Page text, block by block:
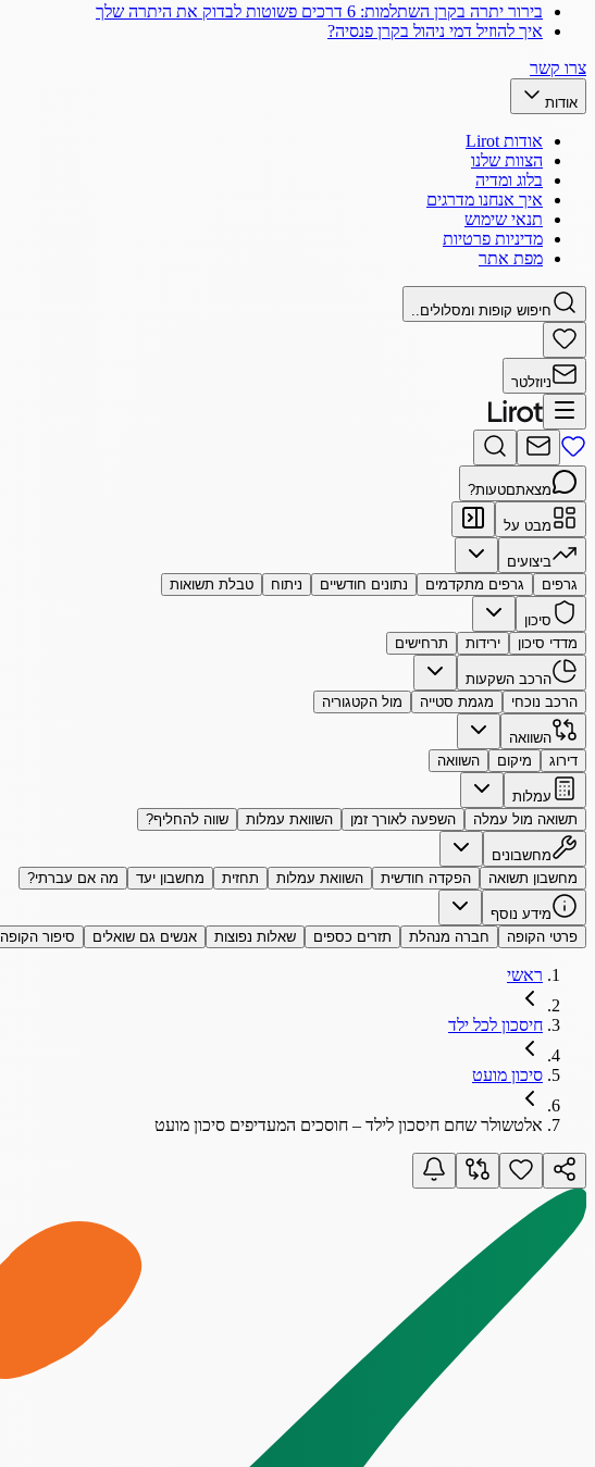
בירור יתרה בקרן השתלמות: 6 דרכים פשוטות לבדוק את היתרה שלך
איך להוזיל דמי ניהול בקרן פנסיה?
צרו קשר
אודות
אודות Lirot
הצוות שלנו
בלוג ומדיה
איך אנחנו מדרגים
תנאי שימוש
מדיניות פרטיות
מפת אתר
חיפוש קופות ומסלולים..
ניוזלטר
מצאתםטעות?
מבט על
ביצועים
גרפים
גרפים מתקדמים נתונים חודשיים ניתוח טבלת תשואות
סיכון
מדדי סיכון
ירידות תרחישים
הרכב השקעות
הרכב נוכחי
מגמת סטייה מול הקטגוריה
השוואה
דירוג
מיקום השוואה
עמלות
תשואה מול עמלה
השפעה לאורך זמן השוואת עמלות שווה להחליף?
מחשבונים
מחשבון תשואה
הפקדה חודשית השוואת עמלות תחזית מחשבון יעד מה אם עברתי?
מידע נוסף
פרטי הקופה
חברה מנהלת תזרים כספים שאלות נפוצות אנשים גם שואלים סיפור הקופה
ראשי
חיסכון לכל ילד
סיכון מועט
אלטשולר שחם חיסכון לילד – חוסכים המעדיפים סיכון מועט